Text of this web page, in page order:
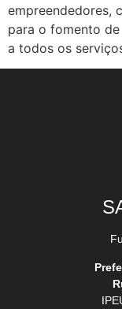
empreendedores,
para o fomento
a todos os